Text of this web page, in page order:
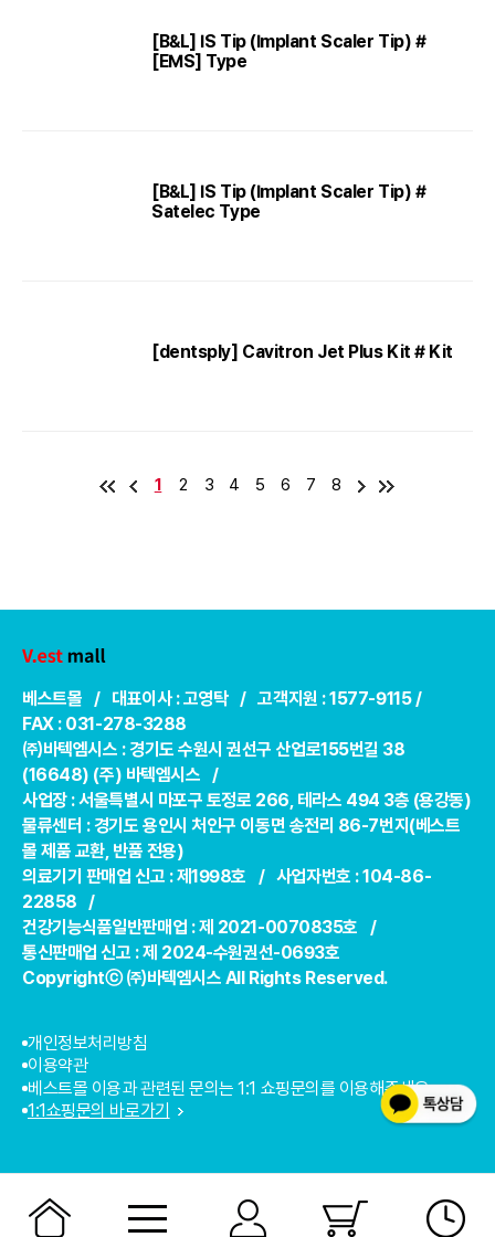
[B&L] IS Tip (Implant Scaler Tip) #
[EMS] Type
[B&L] IS Tip (Implant Scaler Tip) #
Satelec Type
[dentsply] Cavitron Jet Plus Kit # Kit
1 2 3 4 5 6 7 8
베스트몰 / 대표이사 : 고영탁 / 고객지원 : 1577-9115 /
FAX : 031-278-3288
㈜바텍엠시스 : 경기도 수원시 권선구 산업로155번길 38
(16648) (주) 바텍엠시스 /
사업장 : 서울특별시 마포구 토정로 266, 테라스 494 3층 (용강동)
물류센터 : 경기도 용인시 처인구 이동면 송전리 86-7번지(베스트
몰 제품 교환, 반품 전용)
의료기기 판매업 신고 : 제1998호 / 사업자번호 : 104-86-
22858 /
건강기능식품일반판매업 : 제 2021-0070835호 /
통신판매업 신고 : 제 2024-수원권선-0693호
Copyrightⓒ ㈜바텍엠시스 All Rights Reserved.
개인정보처리방침
이용약관
베스트몰 이용과 관련된 문의는 1:1 쇼핑문의를 이용해주세요.
1:1쇼핑문의 바로가기